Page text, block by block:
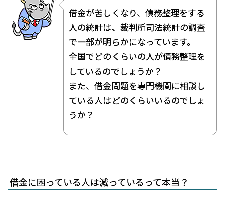
借金が苦しくなり、債務整理をする
人の統計は、裁判所司法統計の調査
で一部が明らかになっています。
全国でどのくらいの人が債務整理を
しているのでしょうか？
また、借金問題を専門機関に相談し
ている人はどのくらいいるのでしょ
うか？
借金に困っている人は減っているって本当？
自
己
破
産
過
払
い